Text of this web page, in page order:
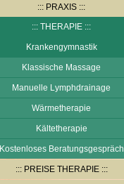
PRAXIS
THERAPIE
Krankengymnastik
Klassische Massage
Manuelle Lymphdrainage
Wärmetherapie
Kältetherapie
Kostenloses Beratungsgespräch
PREISE THERAPIE